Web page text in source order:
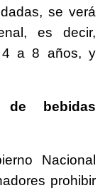
se verá
es decir,
4 a 8 años, y
de bebidas
Nacional
prohibir